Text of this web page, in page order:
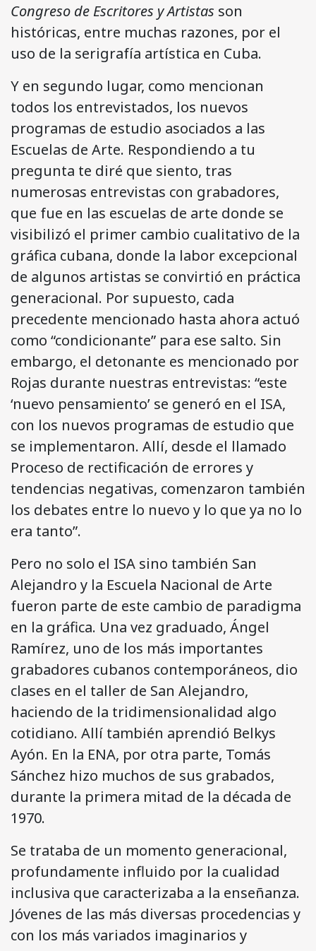
Congreso de Escritores y Artistas son
históricas, entre muchas razones, por el
uso de la serigrafía artística en Cuba.
Y en segundo lugar, como mencionan
todos los entrevistados, los nuevos
programas de estudio asociados a las
Escuelas de Arte. Respondiendo a tu
pregunta te diré que siento, tras
numerosas entrevistas con grabadores,
que fue en las escuelas de arte donde se
visibilizó el primer cambio cualitativo de la
gráfica cubana, donde la labor excepcional
de algunos artistas se convirtió en práctica
generacional. Por supuesto, cada
precedente mencionado hasta ahora actuó
como “condicionante” para ese salto. Sin
embargo, el detonante es mencionado por
Rojas durante nuestras entrevistas: “este
‘nuevo pensamiento’ se generó en el ISA,
con los nuevos programas de estudio que
se implementaron. Allí, desde el llamado
Proceso de rectificación de errores y
tendencias negativas, comenzaron también
los debates entre lo nuevo y lo que ya no lo
era tanto”.
Pero no solo el ISA sino también San
Alejandro y la Escuela Nacional de Arte
fueron parte de este cambio de paradigma
en la gráfica. Una vez graduado, Ángel
Ramírez, uno de los más importantes
grabadores cubanos contemporáneos, dio
clases en el taller de San Alejandro,
haciendo de la tridimensionalidad algo
cotidiano. Allí también aprendió Belkys
Ayón. En la ENA, por otra parte, Tomás
Sánchez hizo muchos de sus grabados,
durante la primera mitad de la década de
1970.
Se trataba de un momento generacional,
profundamente influido por la cualidad
inclusiva que caracterizaba a la enseñanza.
Jóvenes de las más diversas procedencias y
con los más variados imaginarios y